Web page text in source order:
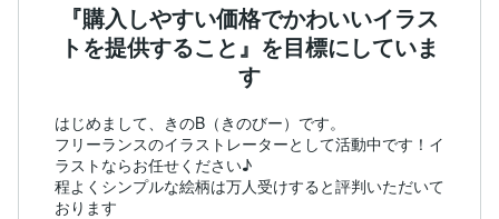
『購入しやすい価格でかわいいイラス
トを提供すること』を目標にしていま
す
はじめまして、きのB（きのびー）です。
フリーランスのイラストレーターとして活動中です！イ
ラストならお任せください♪
程よくシンプルな絵柄は万人受けすると評判いただいて
おります